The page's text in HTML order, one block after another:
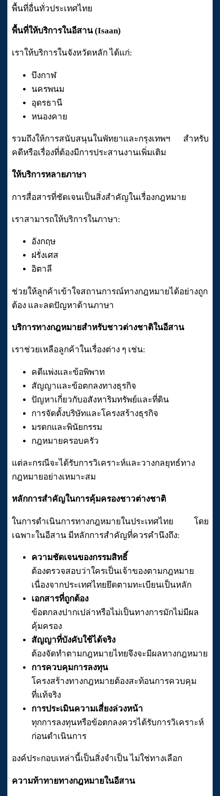
พื้นที่อื่นทั่วประเทศไทย
พื้นที่ให้บริการในอีสาน (Isaan)
เราให้บริการในจังหวัดหลัก ได้แก่:
บึงกาฬ
นครพนม
อุดรธานี
หนองคาย
รวมถึงให้การสนับสนุนในพัทยาและกรุงเทพฯ สำหรับ
คดีหรือเรื่องที่ต้องมีการประสานงานเพิ่มเติม
ให้บริการหลายภาษา
การสื่อสารที่ชัดเจนเป็นสิ่งสำคัญในเรื่องกฎหมาย
เราสามารถให้บริการในภาษา:
อังกฤษ
ฝรั่งเศส
อิตาลี
ช่วยให้ลูกค้าเข้าใจสถานการณ์ทางกฎหมายได้อย่างถูก
ต้อง และลดปัญหาด้านภาษา
บริการทางกฎหมายสำหรับชาวต่างชาติในอีสาน
เราช่วยเหลือลูกค้าในเรื่องต่าง ๆ เช่น:
คดีแพ่งและข้อพิพาท
สัญญาและข้อตกลงทางธุรกิจ
ปัญหาเกี่ยวกับอสังหาริมทรัพย์และที่ดิน
การจัดตั้งบริษัทและโครงสร้างธุรกิจ
มรดกและพินัยกรรม
กฎหมายครอบครัว
แต่ละกรณีจะได้รับการวิเคราะห์และวางกลยุทธ์ทาง
กฎหมายอย่างเหมาะสม
หลักการสำคัญในการคุ้มครองชาวต่างชาติ
ในการดำเนินการทางกฎหมายในประเทศไทย โดย
เฉพาะในอีสาน มีหลักการสำคัญที่ควรคำนึงถึง:
ความชัดเจนของกรรมสิทธิ์
ต้องตรวจสอบว่าใครเป็นเจ้าของตามกฎหมาย
เนื่องจากประเทศไทยยึดตามทะเบียนเป็นหลัก
เอกสารที่ถูกต้อง
ข้อตกลงปากเปล่าหรือไม่เป็นทางการมักไม่มีผล
คุ้มครอง
สัญญาที่บังคับใช้ได้จริง
ต้องจัดทำตามกฎหมายไทยจึงจะมีผลทางกฎหมาย
การควบคุมการลงทุน
โครงสร้างทางกฎหมายต้องสะท้อนการควบคุม
ที่แท้จริง
การประเมินความเสี่ยงล่วงหน้า
ทุกการลงทุนหรือข้อตกลงควรได้รับการวิเคราะห์
ก่อนดำเนินการ
องค์ประกอบเหล่านี้เป็นสิ่งจำเป็น ไม่ใช่ทางเลือก
ความท้าทายทางกฎหมายในอีสาน